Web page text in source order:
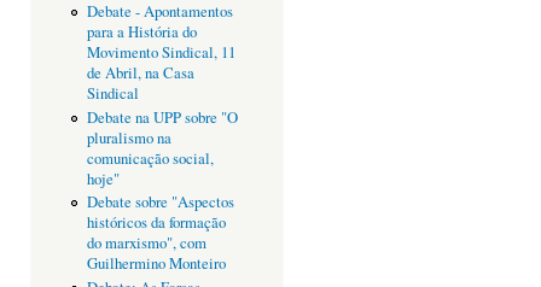
Debate - Apontamentos
para a História do
Movimento Sindical, 11
de Abril, na Casa
Sindical
Debate na UPP sobre "O
pluralismo na
comunicação social,
hoje"
Debate sobre "Aspectos
históricos da formação
do marxismo", com
Guilhermino Monteiro